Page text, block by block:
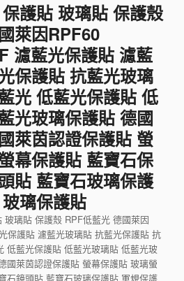
護貼 玻璃貼 保護殼
萊因RPF60
濾藍光保護貼 濾藍
保護貼 抗藍光玻璃
光 低藍光保護貼 低
光玻璃保護貼 德國
萊茵認證保護貼 螢
幕保護貼 藍寶石保
貼 藍寶石玻璃保護
璃保護貼
璃貼 保護殼 RPF低藍光 德國萊因
保護貼 濾藍光玻璃貼 抗藍光保護貼 抗
低藍光保護貼 低藍光玻璃貼 低藍光玻
國萊茵認證保護貼 螢幕保護貼 玻璃螢
石鏡頭貼 藍寶石玻璃保護貼 軍規保護